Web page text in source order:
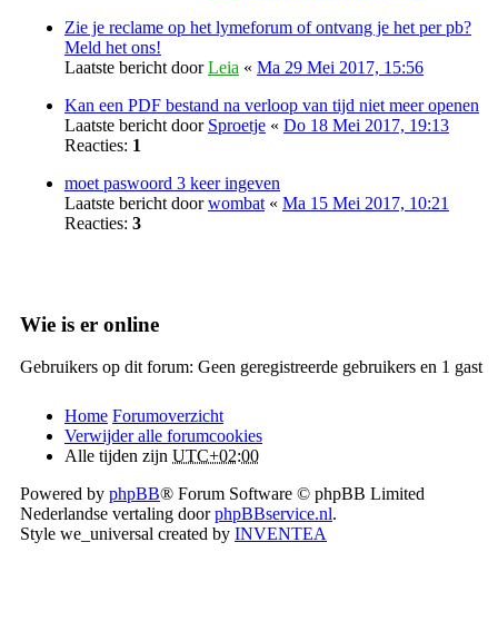
Zie je reclame op het lymeforum of ontvang je het per pb?
Meld het ons!
Laatste bericht doorLeia « Ma 29 Mei 2017, 15:56
Kan een PDF bestand na verloop van tijd niet meer openen
Laatste bericht door Sproetje « Do 18 Mei 2017, 19:13
Reacties: 1
moet paswoord 3 keer ingeven
Laatste bericht doorwombat « Ma 15 Mei 2017, 10:21
Reacties: 3
Wie is er online
Gebruikers op dit forum: Geen geregistreerde gebruikers en 1 gast
Home Forumoverzicht
Verwijder alle forumcookies
Alle tijden zijn UTC+02:00
Powered by phpBB® Forum Software © phpBB Limited
Nederlandse vertaling doorphpBBservice.nl.
Style we_universal created by INVENTEA